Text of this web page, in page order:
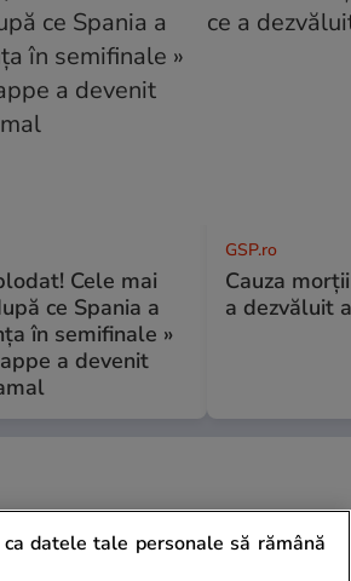
Cele mai
ce Spania a
în semifinale »
a devenit
GSP.ro
Cauza
a dezvăluit
datele tale personale să rămână